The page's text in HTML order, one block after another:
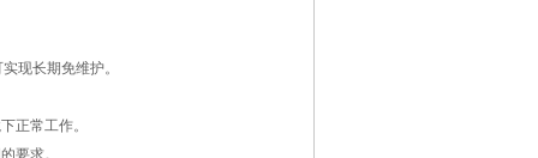
现长期免维护。
正常工作。
要求。